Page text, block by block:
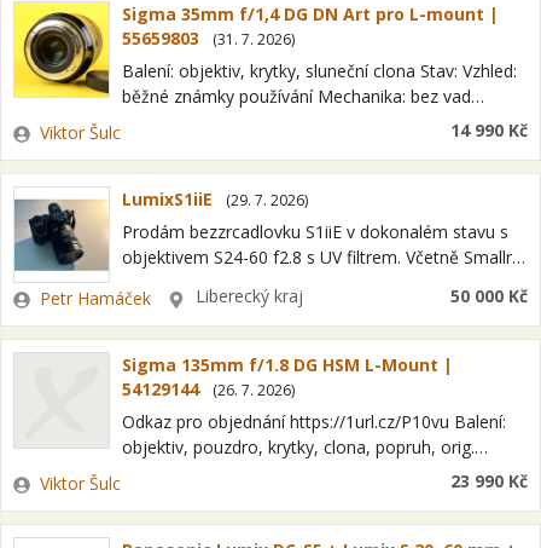
Sigma 35mm f/1,4 DG DN Art pro L-mount |
55659803
(31. 7. 2026)
Balení: objektiv, krytky, sluneční clona Stav: Vzhled:
běžné známky používání Mechanika: bez vad
Optika: bez vad Bajonet L-mount Formát snímače
Konstrukce…
Zadavatel
Viktor Šulc 14 990 Kč
LumixS1iiE (29. 7. 2026)
Prodám bezzrcadlovku S1iiE v dokonalém stavu s
objektivem S24-60 f2.8 s UV filtrem. Včetně Smallrig
zakoupen ve Fotoškoda na konci 2025.…
Zadavatel
Petr Hamáček LokalitaLiberecký kraj 50 000 Kč
Sigma 135mm f/1.8 DG HSM L-Mount |
54129144
(26. 7. 2026)
Odkaz pro objednání https://1url.cz/P10vu Balení:
objektiv, pouzdro, krytky, clona, popruh, orig.
krabice Stav: Vzhled: Minimální známky používání
mount Formát snímače FF…
Zadavatel
Viktor Šulc 23 990 Kč